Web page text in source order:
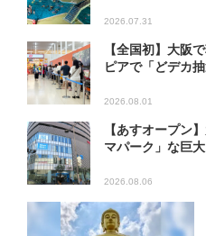
2026.07.31
【全国初】大阪
ピアで「どデカ
2026.08.01
【あすオープン
マパーク」な巨
2026.08.06